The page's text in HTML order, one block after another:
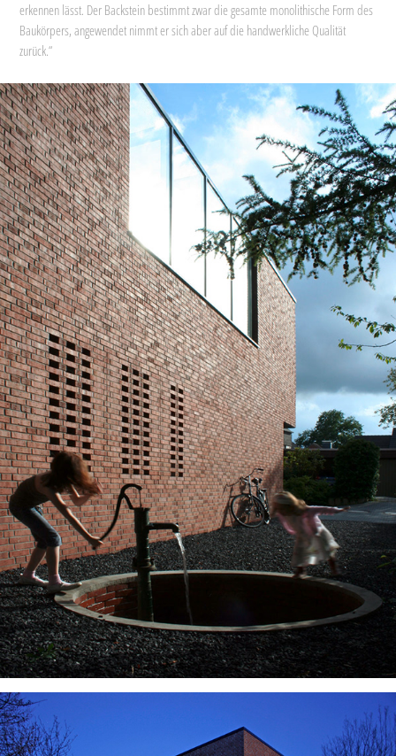
erkennen lässt. Der Backstein bestimmt zwar die gesamte monolithische Form des
Baukörpers, angewendet nimmt er sich aber auf die handwerkliche Qualität
zurück.“